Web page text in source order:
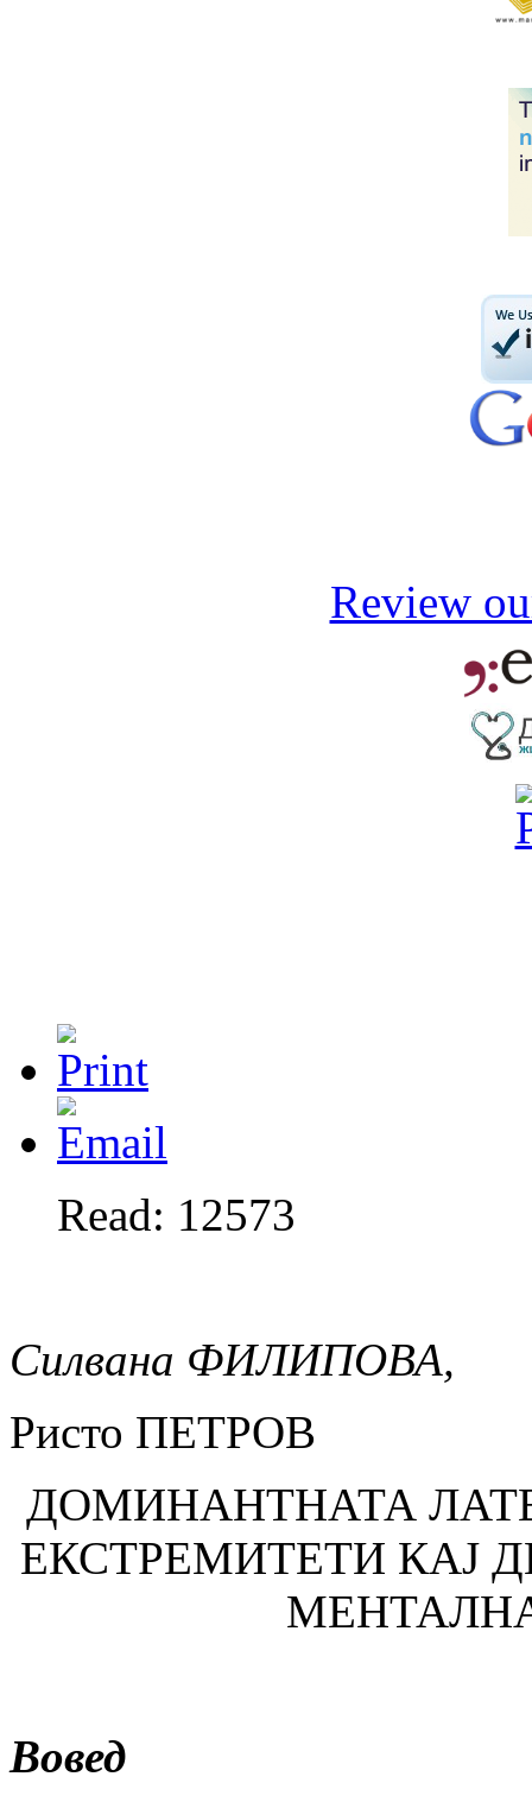
Review
Read: 12573
Силвана ФИЛИПОВА,
Ристо ПЕТРОВ
ДОМИНАНТНАТА
ЕКСТРЕМИТЕТИ КАЈ
Вовед